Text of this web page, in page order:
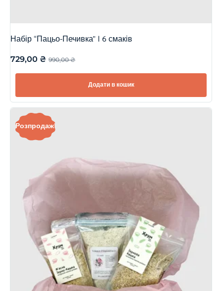
Набір “Пацьо-Печивка” | 6 смаків
990,00₴
729,00 ₴
Додати в кошик
Розпродаж!